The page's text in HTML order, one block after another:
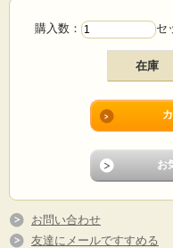
購入数： セ
在庫
お問い合わせ
友達にメールですすめる